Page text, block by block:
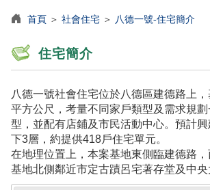
首頁 ＞ 社會住宅 ＞ 八德一號-住宅簡介
住宅簡介
八德一號社會住宅位於八德區建德路上
平方公尺，考量不同家戶類型及需求規
型，並配有店鋪及市民活動中心。預計
下3層，約提供418戶住宅單元。
在地理位置上，本案基地東側臨建德路，
基地北側鄰近市定古蹟呂宅著存堂及中央